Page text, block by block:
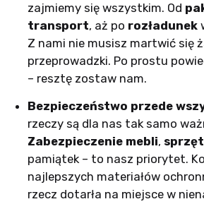
zajmiemy się wszystkim. Od
transport, aż po rozładunek
Z nami nie musisz martwić się
przeprowadzki. Po prostu
– resztę zostaw nam.
Bezpieczeństwo przede
rzeczy są dla nas tak samo
Zabezpieczenie mebli,
pamiątek – to nasz priorytet.
najlepszych materiałów
rzecz dotarła na miejsce w